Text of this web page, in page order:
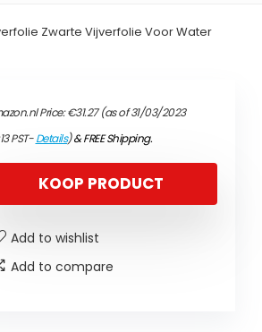
Zwarte Vijverfolie Voor Water
Price:€31.27(as of 31/03/2023
PST-Details)&FREE Shipping.
KOOP PRODUCT
Add to wishlist
Add to compare